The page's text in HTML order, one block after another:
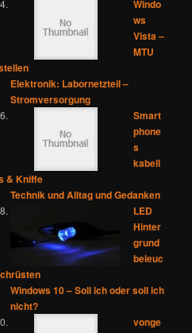
Windo
ws
Vista –
MTU
Elektronik: Labornetzteil –
Stromversorgung
Smart
phone
s
kabell
& Kniffe
Technik und Alltag und Gedanken
LED
Hinter
grund
beleuc
Windows 10 – Soll ich oder soll ich
nicht?
vonge